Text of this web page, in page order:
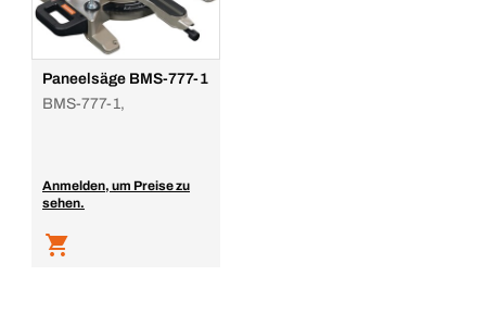
Paneelsäge BMS-777-1
BMS-777-1,
Anmelden, um Preise zu
sehen.